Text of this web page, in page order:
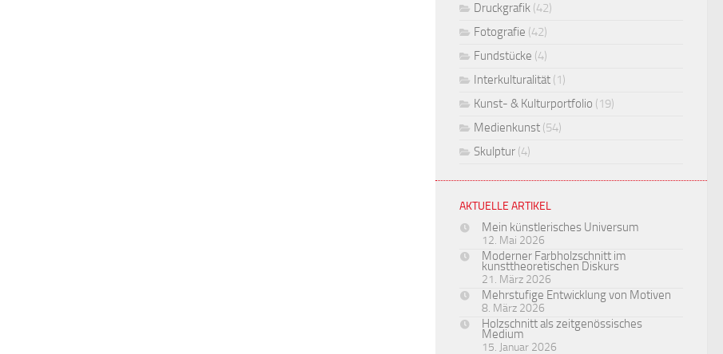
Druckgrafik (42)
Fotografie (42)
Fundstücke (4)
Interkulturalität (1)
Kunst- & Kulturportfolio (19)
Medienkunst (54)
Skulptur (4)
AKTUELLE ARTIKEL
Mein künstlerisches Universum
12. Mai 2026
Moderner Farbholzschnitt im
kunsttheoretischen Diskurs
21. März 2026
Mehrstufige Entwicklung von Motiven
8. März 2026
Holzschnitt als zeitgenössisches
Medium
15. Januar 2026